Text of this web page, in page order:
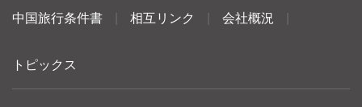
中国旅行条件書 相互リンク 会社概況
トピックス